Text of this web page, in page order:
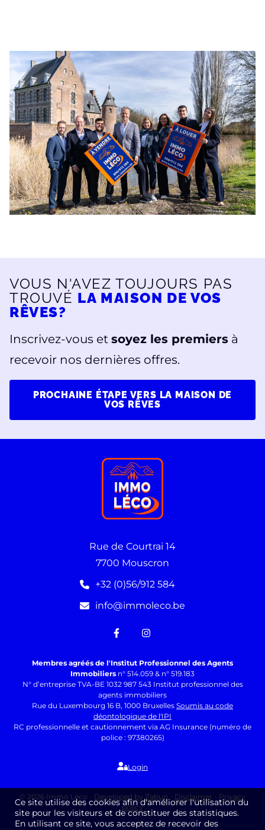
VOUS N'AVEZ TOUJOURS PAS
TROUVÉ LA MAISON DE VOS
RÊVES?
Inscrivez-vous et soyez les premiers à
recevoir nos dernières offres.
PROCHAINE ÉTAPE VERS LA MAISON DE
VOS RÊVES
Rue de Courtrai 14
7700 Mouscron
+32 (0)56/912 584
info@immoleco.be
Membres agréés de l'Institut Professionnel des Agents
Immobiliers n° 514.059 & n° 519.183
N° d’entreprise TVA-BE 1032 987 543 Institut professionnel des
agents immobiliers
Rue du Luxembourg 16 B, 1000 Bruxelles Soumis au code
déontologique de l'IPI
RC professionnelle et cautionnement via AG Insurance (numéro de
police : 97380265)
Login
© 2026 Immo Léco Developed by Zabun Disclaimer
Privacy
policy
Ce site utilise des cookies afin d'améliorer l'utilisation du
site pour les visiteurs et de constituer des statistiques.
En utilisant ce site, vous acceptez de recevoir des